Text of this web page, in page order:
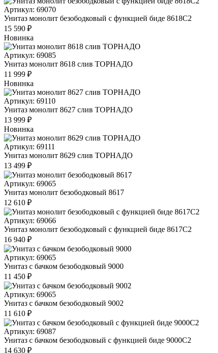
Артикул: 69070
Унитаз монолит безободковый с функцией биде 8618С2
15 590 ₽
Новинка
Артикул: 69085
Унитаз монолит 8618 слив ТОРНАДО
11 999 ₽
Новинка
Артикул: 69110
Унитаз монолит 8627 слив ТОРНАДО
13 999 ₽
Новинка
Артикул: 69111
Унитаз монолит 8629 слив ТОРНАДО
13 499 ₽
Артикул: 69065
Унитаз монолит безободковый 8617
12 610 ₽
Артикул: 69066
Унитаз монолит безободковый с функцией биде 8617С2
16 940 ₽
Артикул: 69065
Унитаз с бачком безободковый 9000
11 450 ₽
Артикул: 69065
Унитаз с бачком безободковый 9002
11 610 ₽
Артикул: 69087
Унитаз с бачком безободковый с функцией биде 9000С2
14 630 ₽